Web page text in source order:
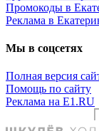
Промокоды в
Реклама в
Мы в соцсетях
Полная версия
Помощь по сайту
Реклама на E1.RU